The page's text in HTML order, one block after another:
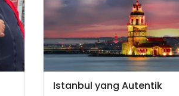
Istanbul yang Autentik